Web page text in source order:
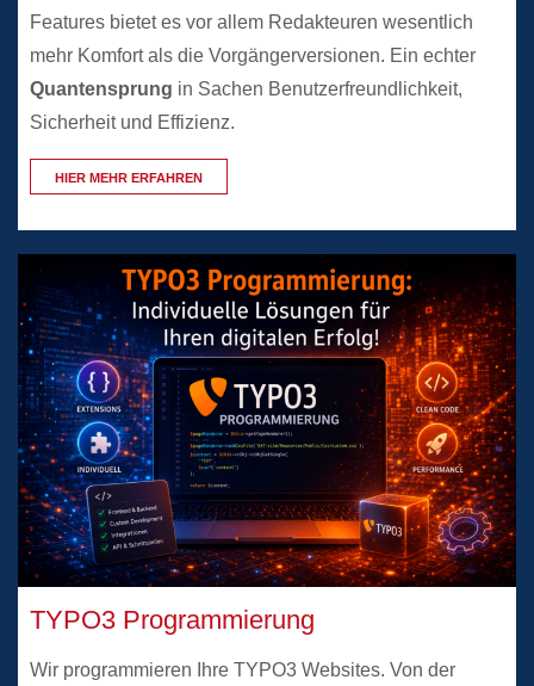
Features bietet es vor allem Redakteuren wesentlich
mehr Komfort als die Vorgängerversionen. Ein echter
Quantensprung in Sachen Benutzerfreundlichkeit,
Sicherheit und Effizienz.
HIER MEHR ERFAHREN
TYPO3 Programmierung
Wir programmieren Ihre TYPO3 Websites. Von der